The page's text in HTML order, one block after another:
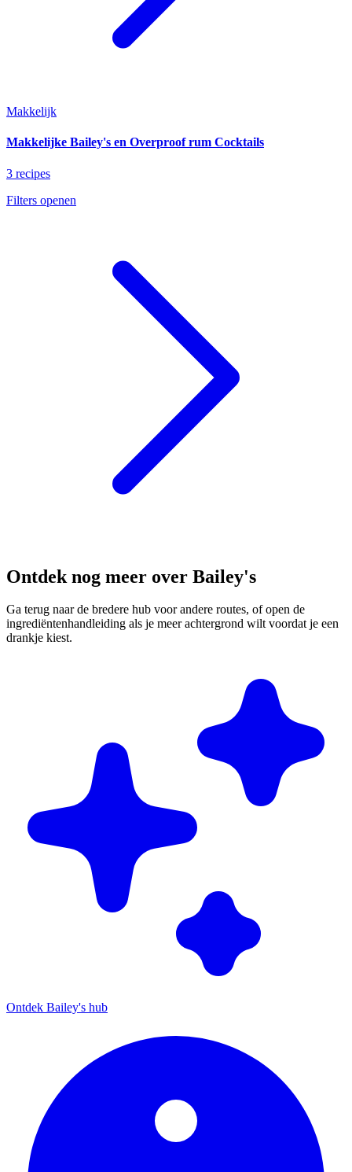
Makkelijk
Makkelijke Bailey's en Overproof rum Cocktails
3 recipes
Filters openen
Ontdek nog meer over Bailey's
Ga terug naar de bredere hub voor andere routes, of open de
ingrediëntenhandleiding als je meer achtergrond wilt voordat je een
drankje kiest.
Ontdek Bailey's hub